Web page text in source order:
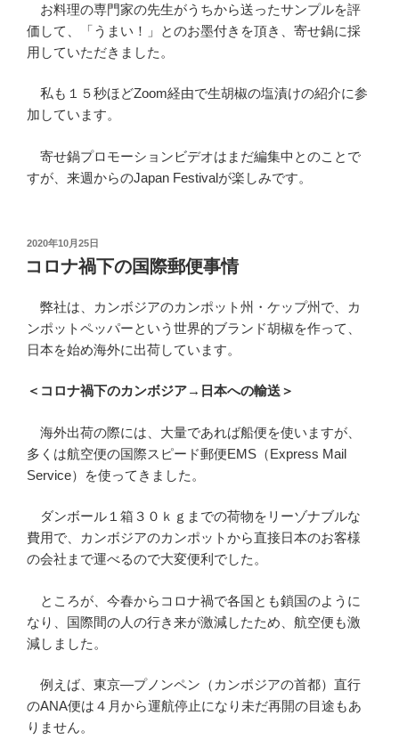
お料理の専門家の先生がうちから送ったサンプルを評
価して、「うまい！」とのお墨付きを頂き、寄せ鍋に採
用していただきました。
私も１５秒ほどZoom経由で生胡椒の塩漬けの紹介に参
加しています。
寄せ鍋プロモーションビデオはまだ編集中とのことで
すが、来週からのJapan Festivalが楽しみです。
投
日:
2020年10月25日
コロナ禍下の国際郵便事情
弊社は、カンボジアのカンポット州・ケップ州で、カ
ンポットペッパーという世界的ブランド胡椒を作って、
日本を始め海外に出荷しています。
＜コロナ禍下のカンボジア→日本への輸送＞
海外出荷の際には、大量であれば船便を使いますが、
多くは航空便の国際スピード郵便EMS（Express Mail
Service）を使ってきました。
ダンボール１箱３０ｋｇまでの荷物をリーゾナブルな
費用で、カンボジアのカンポットから直接日本のお客様
の会社まで運べるので大変便利でした。
ところが、今春からコロナ禍で各国とも鎖国のように
なり、国際間の人の行き来が激減したため、航空便も激
減しました。
例えば、東京―プノンペン（カンボジアの首都）直行
のANA便は４月から運航停止になり未だ再開の目途もあ
りません。